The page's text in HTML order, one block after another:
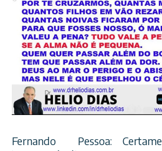
Fernando Pessoa: